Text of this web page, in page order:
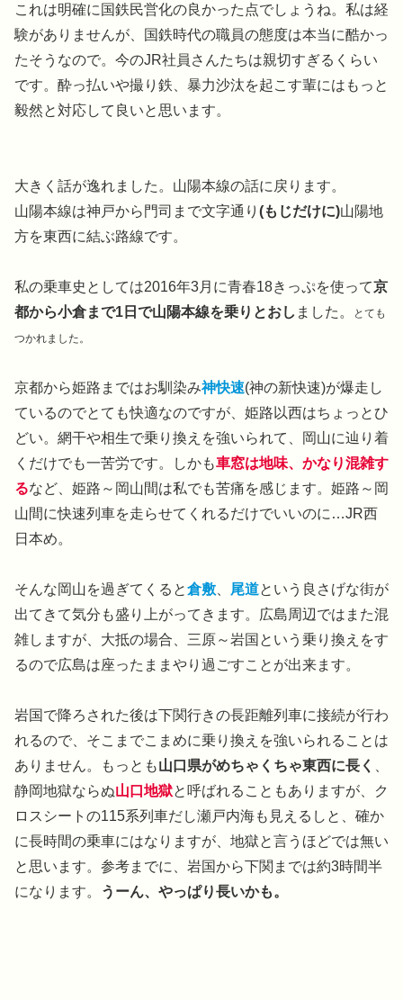
これは明確に国鉄民営化の良かった点でしょうね。私は経
験がありませんが、国鉄時代の職員の態度は本当に酷かっ
たそうなので。今のJR社員さんたちは親切すぎるくらい
です。酔っ払いや撮り鉄、暴力沙汰を起こす輩にはもっと
毅然と対応して良いと思います。
大きく話が逸れました。山陽本線の話に戻ります。
山陽本線は神戸から門司まで文字通り (もじだけに)山陽地
方を東西に結ぶ路線です。
私の乗車史としては2016年3月に青春18きっぷを使って京
都から小倉まで1日で山陽本線を乗りとおし ました。
とても
つかれました。
京都から姫路まではお馴染み神快速(神の新快速)が爆走し
ているのでとても快適なのですが、姫路以西はちょっとひ
どい。網干や相生で乗り換えを強いられて、岡山に辿り着
くだけでも一苦労です。しかも車窓は地味、かなり混雑す
るなど、姫路～岡山間は私でも苦痛を感じます。姫路～岡
山間に快速列車を走らせてくれるだけでいいのに…JR西
日本め。
そんな岡山を過ぎてくると倉敷 尾道という良さげな街が
出てきて気分も盛り上がってきます。広島周辺ではまた混
雑しますが、大抵の場合、三原～岩国という乗り換えをす
るので広島は座ったままやり過ごすことが出来ます。
岩国で降ろされた後は下関行きの長距離列車に接続が行わ
れるので、そこまでこまめに乗り換えを強いられることは
ありません。もっとも山口県がめちゃくちゃ東西に長く
静岡地獄ならぬ山口地獄と呼ばれることもありますが、ク
ロスシートの115系列車だし瀬戸内海も見えるしと、確か
に長時間の乗車にはなりますが、地獄と言うほどでは無い
と思います。参考までに、岩国から下関までは約3時間半
になります。
うーん、やっぱり長いかも。